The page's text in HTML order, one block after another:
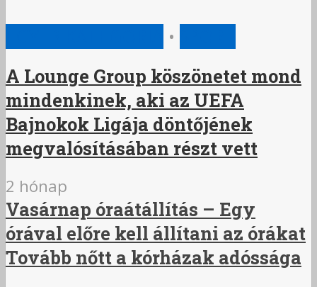
•
A Lounge Group köszönetet mond
mindenkinek, aki az UEFA
Bajnokok Ligája döntőjének
megvalósításában részt vett
2 hónap
Vasárnap óraátállítás – Egy
órával előre kell állítani az órákat
Tovább nőtt a kórházak adóssága